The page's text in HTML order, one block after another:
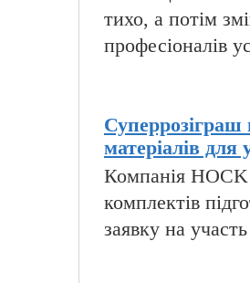
тихо, а потім
професіоналів
Суперрозіграш
матеріалів для
Компанія
комплектів
заявку на